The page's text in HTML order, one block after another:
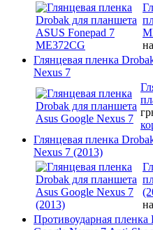
Глянцевая пленка
Nexus 7
Глянцевая пленка
Nexus 7 (2013)
Противоударная